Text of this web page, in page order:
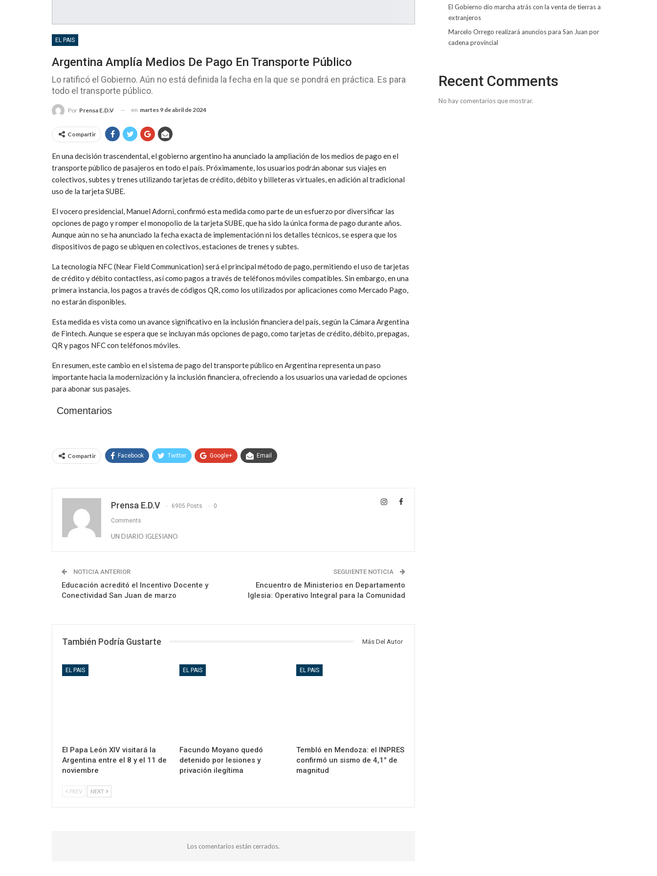
EL PAIS
Argentina Amplía Medios De Pago En Transporte Público
Lo ratificó el Gobierno. Aún no está definida la fecha en la que se pondrá en práctica. Es para
todo el transporte público.
Por Prensa E.D.V en martes 9 de abril de 2024
Compartir
En una decisión trascendental, el gobierno argentino ha anunciado la ampliación de los medios de pago en el
transporte público de pasajeros en todo el país. Próximamente, los usuarios podrán abonar sus viajes en
colectivos, subtes y trenes utilizando tarjetas de crédito, débito y billeteras virtuales, en adición al tradicional
uso de la tarjeta SUBE.
El vocero presidencial, Manuel Adorni, confirmó esta medida como parte de un esfuerzo por diversificar las
opciones de pago y romper el monopolio de la tarjeta SUBE, que ha sido la única forma de pago durante años.
Aunque aún no se ha anunciado la fecha exacta de implementación ni los detalles técnicos, se espera que los
dispositivos de pago se ubiquen en colectivos, estaciones de trenes y subtes.
La tecnología NFC (Near Field Communication) será el principal método de pago, permitiendo el uso de tarjetas
de crédito y débito contactless, así como pagos a través de teléfonos móviles compatibles. Sin embargo, en una
primera instancia, los pagos a través de códigos QR, como los utilizados por aplicaciones como Mercado Pago,
no estarán disponibles.
Esta medida es vista como un avance significativo en la inclusión financiera del país, según la Cámara Argentina
de Fintech. Aunque se espera que se incluyan más opciones de pago, como tarjetas de crédito, débito, prepagas,
QR y pagos NFC con teléfonos móviles.
En resumen, este cambio en el sistema de pago del transporte público en Argentina representa un paso
importante hacia la modernización y la inclusión financiera, ofreciendo a los usuarios una variedad de opciones
para abonar sus pasajes.
Comentarios
Compartir Facebook Twitter Google+ Email
Prensa E.D.V 6905 Posts 0
Comments
UN DIARIO IGLESIANO
NOTICIA ANTERIOR
Educación acreditó el Incentivo Docente y
Conectividad San Juan de marzo
SEGUIENTE NOTICIA
Encuentro de Ministerios en Departamento
Iglesia: Operativo Integral para la Comunidad
También Podría Gustarte Más Del Autor
EL PAIS
El Papa León XIV visitará la
Argentina entre el 8 y el 11 de
noviembre
EL PAIS
Facundo Moyano quedó
detenido por lesiones y
privación ilegítima
EL PAIS
Tembló en Mendoza: el INPRES
confirmó un sismo de 4,1° de
magnitud
PREV NEXT
Los comentarios están cerrados.
El Gobierno dio marcha atrás con la venta de tierras a
extranjeros
Marcelo Orrego realizará anuncios para San Juan por
cadena provincial
Recent Comments
No hay comentarios que mostrar.